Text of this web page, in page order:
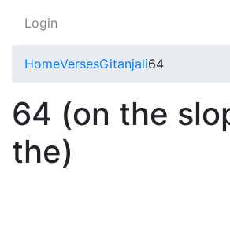
Login
HomeVersesGitanjali64
64 (on the
the)